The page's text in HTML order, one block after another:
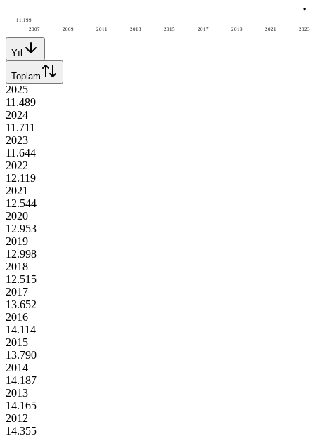
2007 2009 2011 2013 2015 2017 2019 2021 2023
11.199
Yıl
Toplam
2025
11.489
2024
11.711
2023
11.644
2022
12.119
2021
12.544
2020
12.953
2019
12.998
2018
12.515
2017
13.652
2016
14.114
2015
13.790
2014
14.187
2013
14.165
2012
14.355